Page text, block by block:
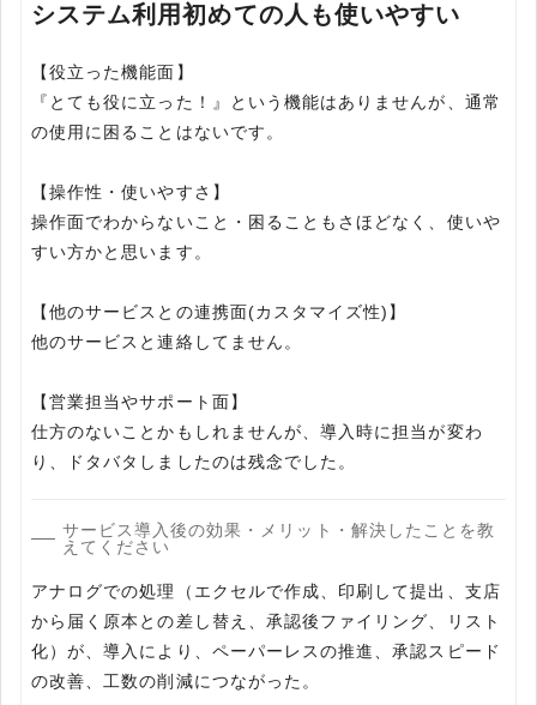
システム利用初めての人も使いやすい
【役立った機能面】
『とても役に立った！』という機能はありませんが、通常
の使用に困ることはないです。
【操作性・使いやすさ】
操作面でわからないこと・困ることもさほどなく、使いや
すい方かと思います。
【他のサービスとの連携面(カスタマイズ性)】
他のサービスと連絡してません。
【営業担当やサポート面】
仕方のないことかもしれませんが、導入時に担当が変わ
り、ドタバタしましたのは残念でした。
サービス導入後の効果・メリット・解決したことを教
えてください
アナログでの処理（エクセルで作成、印刷して提出、支店
から届く原本との差し替え、承認後ファイリング、リスト
化）が、導入により、ペーパーレスの推進、承認スピード
の改善、工数の削減につながった。